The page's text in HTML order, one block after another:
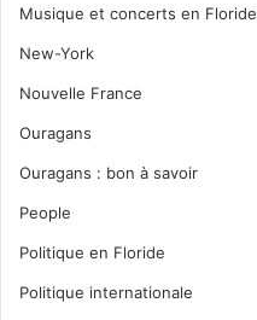
Musique et concerts en Floride
New-York
Nouvelle France
Ouragans
Ouragans : bon à savoir
People
Politique en Floride
Politique internationale